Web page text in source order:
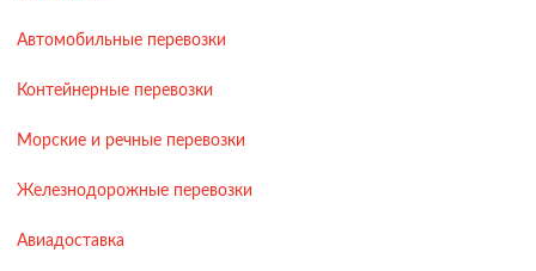
Автомобильные перевозки
Контейнерные перевозки
Морские и речные перевозки
Железнодорожные перевозки
Авиадоставка